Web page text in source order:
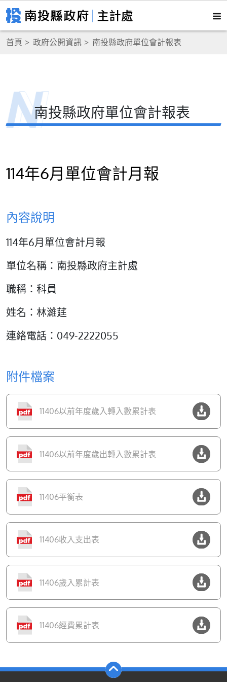
首頁 政府公開資訊 南投縣政府單位會計報表
南投縣政府單位會計報表
114年6月單位會計月報
內容說明
114年6月單位會計月報
單位名稱：南投縣政府主計處
職稱：科員
姓名：林濰莛
連絡電話：049-2222055
附件檔案
11406以前年度歲入轉入數累計表
11406以前年度歲出轉入數累計表
11406平衡表
11406收入支出表
11406歲入累計表
11406經費累計表